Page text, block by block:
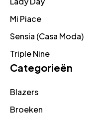
Mi Piace
Sensia (Casa Moda)
Triple Nine
Categorieën
Blazers
Broeken